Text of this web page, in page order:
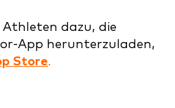
Athleten dazu, die
App herunterzuladen,
Store.